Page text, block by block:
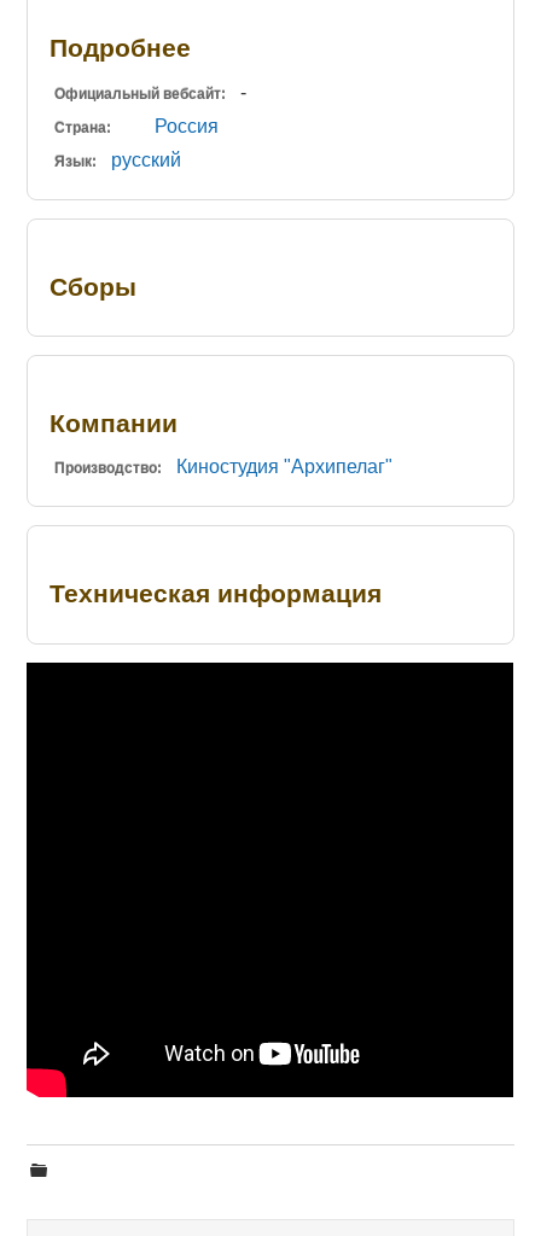
Подробнее
Официальный вебсайт: -
Страна: Россия
Язык: русский
Сборы
Компании
Производство: Киностудия "Архипелаг"
Техническая информация